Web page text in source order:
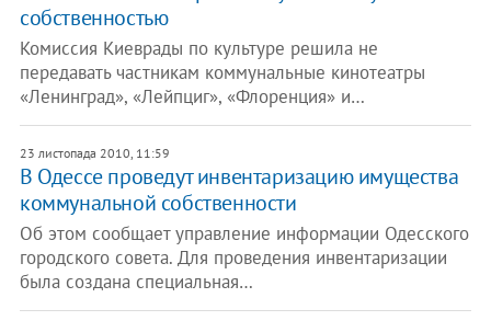
собственностью
Комиссия Киеврады по культуре решила не
передавать частникам коммунальные кинотеатры
«Ленинград», «Лейпциг», «Флоренция» и…
23 листопада 2010, 11:59
В Одессе проведут инвентаризацию имущества
коммунальной собственности
Об этом сообщает управление информации Одесского
городского совета. Для проведения инвентаризации
была создана специальная…